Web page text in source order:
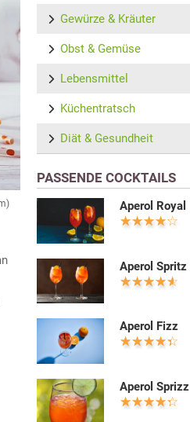
Gewürze & Kräuter
Obst & Gemüse
Lebensmittel
Küchentratsch
Diät & Gesundheit
PASSENDE COCKTAILS
Aperol Royal
Aperol Spritz
Aperol Fizz
Aperol Sprizz